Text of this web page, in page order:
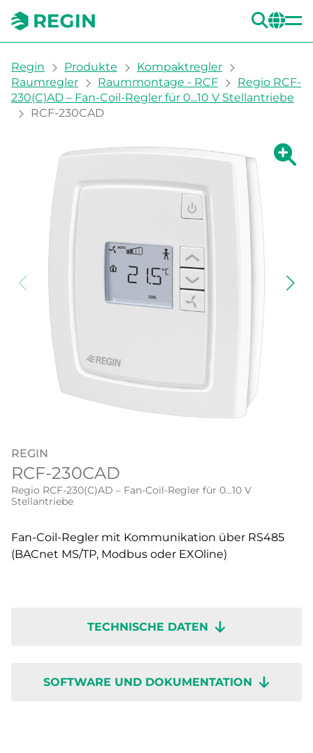
You are here:
Regin Produkte
Kompaktregler
Raumregler
Raummontage - RCF
Regio RCF-
230(C)AD – Fan-Coil-Regler für 0...10 V Stellantriebe
RCF-230CAD
Zeige
REGIN
RCF-230CAD
Regio RCF-230(C)AD – Fan-Coil-Regler für 0...10 V
Stellantriebe
Fan-Coil-Regler mit Kommunikation über RS485
(BACnet MS/TP, Modbus oder EXOline)
TECHNISCHE DATEN
SOFTWARE UND DOKUMENTATION